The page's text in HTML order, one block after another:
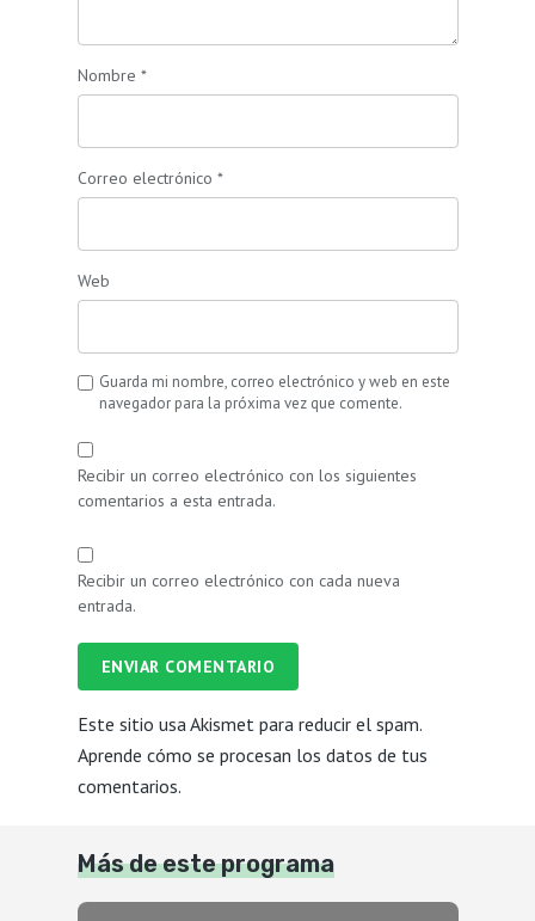
Nombre *
Correo electrónico *
Web
Guarda mi nombre, correo electrónico y web en este
navegador para la próxima vez que comente.
Recibir un correo electrónico con los siguientes
comentarios a esta entrada.
Recibir un correo electrónico con cada nueva
entrada.
ENVIAR COMENTARIO
Este sitio usa Akismet para reducir el spam.
Aprende cómo se procesan los datos de tus
comentarios.
Más de este programa